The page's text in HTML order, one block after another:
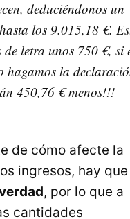
deduciéndonos un
los 9.015,18 €.
de letra unos 750 €, si
hagamos la
450,76 € menos!!!
de cómo afecte la
ingresos, hay que
, por lo que a
cantidades